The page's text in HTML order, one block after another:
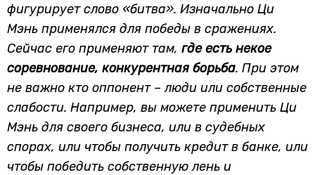
фигурирует слово «битва». Изначально Ци
Мэнь применялся для победы в сражениях.
Сейчас его применяют там, где есть некое
соревнование, конкурентная борьба. При этом
не важно кто оппонент – люди или собственные
слабости. Например, вы можете применить Ци
Мэнь для своего бизнеса, или в судебных
спорах, или чтобы получить кредит в банке, или
чтобы победить собственную лень и